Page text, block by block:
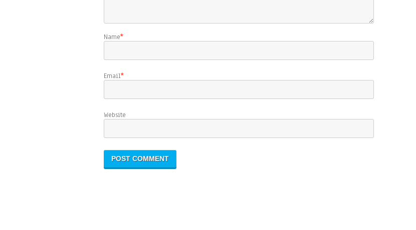
Name*
Email*
Website